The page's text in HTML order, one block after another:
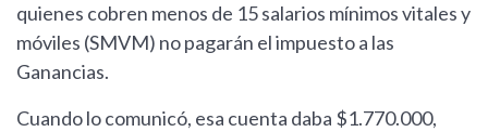
quienes cobren menos de 15 salarios mínimos vitales y
móviles (SMVM) no pagarán el impuesto a las
Ganancias.
Cuando lo comunicó, esa cuenta daba $1.770.000,